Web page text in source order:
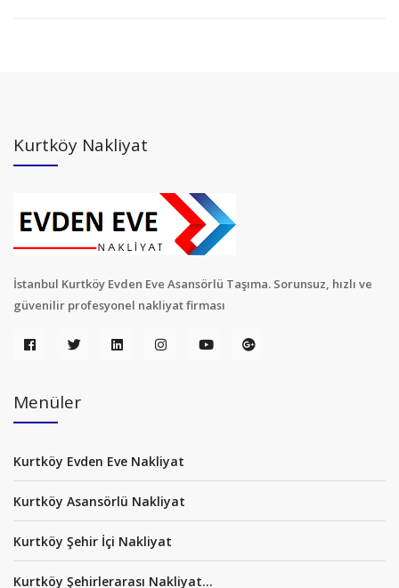
Kurtköy Nakliyat
İstanbul Kurtköy Evden Eve Asansörlü Taşıma. Sorunsuz, hızlı ve
güvenilir profesyonel nakliyat firması
Menüler
Kurtköy Evden Eve Nakliyat
Kurtköy Asansörlü Nakliyat
Kurtköy Şehir İçi Nakliyat
Kurtköy Şehirlerarası Nakliyat...